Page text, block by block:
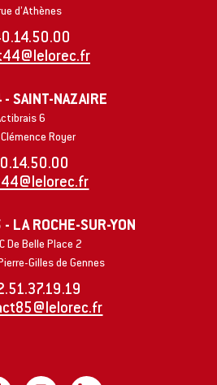
d’Athènes
SAINT-NAZAIRE
6
Royer
LA ROCHE-SUR-YON
De Belle Place 2
Gilles de Gennes